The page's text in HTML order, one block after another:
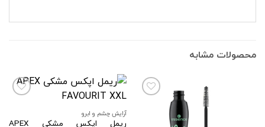
محصولات مشابه
افزودن
آرایش چشم و ابرو
ریمل اپکس مشکی APEX